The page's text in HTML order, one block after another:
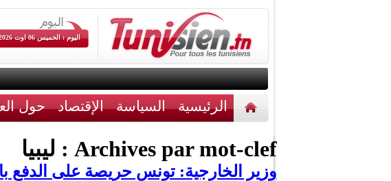
اليوم : الخميس 06 اوت 2026
الرئيسية السياسة الإقتصاد حول
أخبار مختلفة
Archives par mot-clef : ليبيا
وزير الخارجية: تونس حريصة على الدفع